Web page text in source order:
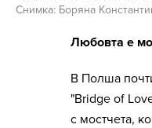
Снимка: Боряна
Любовта е
В Полша
"Bridge of
с мостчета,